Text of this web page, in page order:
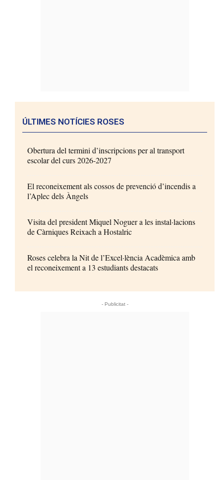
ÚLTIMES NOTÍCIES ROSES
Obertura del termini d’inscripcions per al transport
escolar del curs 2026-2027
El reconeixement als cossos de prevenció d’incendis a
l’Aplec dels Àngels
Visita del president Miquel Noguer a les instal·lacions
de Càrniques Reixach a Hostalric
Roses celebra la Nit de l’Excel·lència Acadèmica amb
el reconeixement a 13 estudiants destacats
- Publicitat -